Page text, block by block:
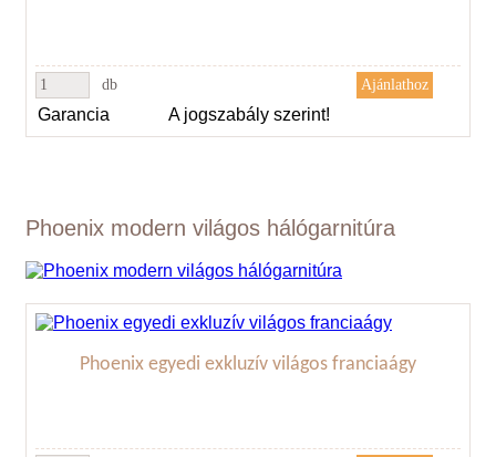
db
Garancia A jogszabály szerint!
Phoenix modern világos hálógarnitúra
Phoenix egyedi exkluzív világos franciaágy